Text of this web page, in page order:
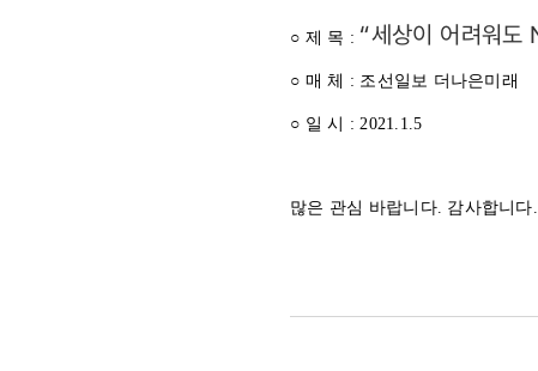
NGO는
멈추면
됩니다
○ 제 목 : “세상이 어려워
○ 매 체 : 조선일보 더나은미래
○ 일 시 : 2021.1.5
많은 관심 바랍니다. 감사합니다.